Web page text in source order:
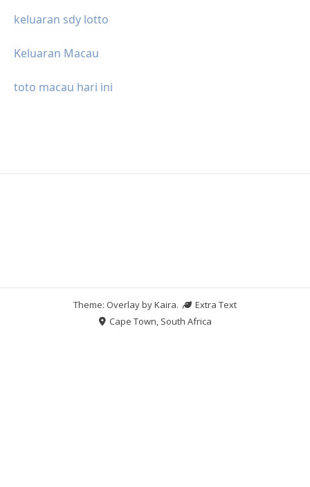
keluaran sdy lotto
Keluaran Macau
toto macau hari ini
Theme: Overlay byKaira.
Extra Text
Cape Town, South Africa